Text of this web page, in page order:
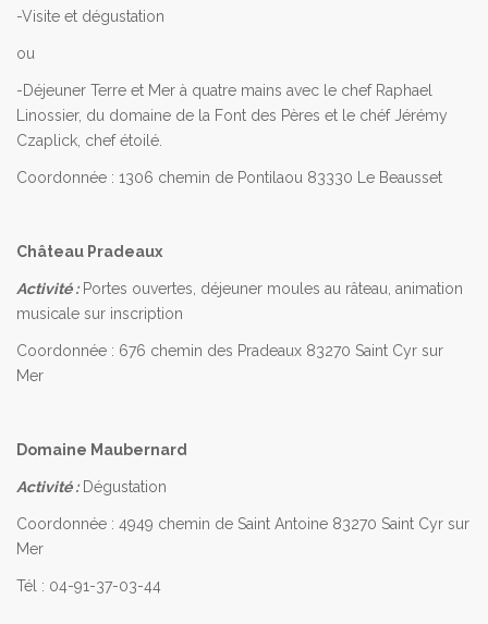
-Visite et dégustation
ou
-Déjeuner Terre et Mer à quatre mains avec le chef Raphael
Linossier, du domaine de la Font des Pères et le chéf Jérémy
Czaplick, chef étoilé.
Coordonnée : 1306 chemin de Pontilaou 83330 Le Beausset
Château Pradeaux
Activité :Portes ouvertes, déjeuner moules au râteau, animation
musicale sur inscription
Coordonnée : 676 chemin des Pradeaux 83270 Saint Cyr sur
Mer
Domaine Maubernard
Activité :Dégustation
Coordonnée : 4949 chemin de Saint Antoine 83270 Saint Cyr sur
Mer
Tél : 04-91-37-03-44